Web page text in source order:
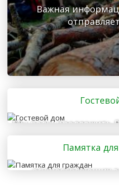
Важная
Мы рады предложить
Памятка
осуществляющих